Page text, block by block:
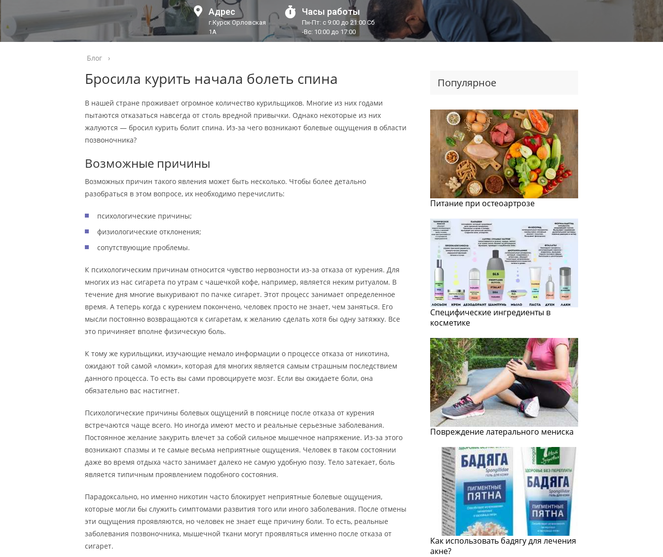
Адрес
г.Курск Орловская
1А
Часы работы
Пн-Пт: с 9:00 до 21:00 Сб
-Вс: 10:00 до 17:00
Блог ›
Бросила курить начала болеть спина
В нашей стране проживает огромное количество курильщиков. Многие из них годами
пытаются отказаться навсегда от столь вредной привычки. Однако некоторые из них
жалуются — бросил курить болит спина. Из-за чего возникают болевые ощущения в области
позвоночника?
Возможные причины
Возможных причин такого явления может быть несколько. Чтобы более детально
разобраться в этом вопросе, их необходимо перечислить:
психологические причины;
физиологические отклонения;
сопутствующие проблемы.
К психологическим причинам относится чувство нервозности из-за отказа от курения. Для
многих из нас сигарета по утрам с чашечкой кофе, например, является неким ритуалом. В
течение дня многие выкуривают по пачке сигарет. Этот процесс занимает определенное
время. А теперь когда с курением покончено, человек просто не знает, чем заняться. Его
мысли постоянно возвращаются к сигаретам, к желанию сделать хотя бы одну затяжку. Все
это причиняет вполне физическую боль.
К тому же курильщики, изучающие немало информации о процессе отказа от никотина,
ожидают той самой «ломки», которая для многих является самым страшным последствием
данного процесса. То есть вы сами провоцируете мозг. Если вы ожидаете боли, она
обязательно вас настигнет.
Психологические причины болевых ощущений в пояснице после отказа от курения
встречаются чаще всего. Но иногда имеют место и реальные серьезные заболевания.
Постоянное желание закурить влечет за собой сильное мышечное напряжение. Из-за этого
возникают спазмы и те самые весьма неприятные ощущения. Человек в таком состоянии
даже во время отдыха часто занимает далеко не самую удобную позу. Тело затекает, боль
является типичным проявлением подобного состояния.
Парадоксально, но именно никотин часто блокирует неприятные болевые ощущения,
которые могли бы служить симптомами развития того или иного заболевания. После отмены
эти ощущения проявляются, но человек не знает еще причину боли. То есть, реальные
заболевания позвоночника, мышечной ткани могут проявляться именно после отказа от
сигарет.
Популярное
Питание при остеоартрозе
Специфические ингредиенты в
косметике
Повреждение латерального мениска
Как использовать бадягу для лечения
акне?